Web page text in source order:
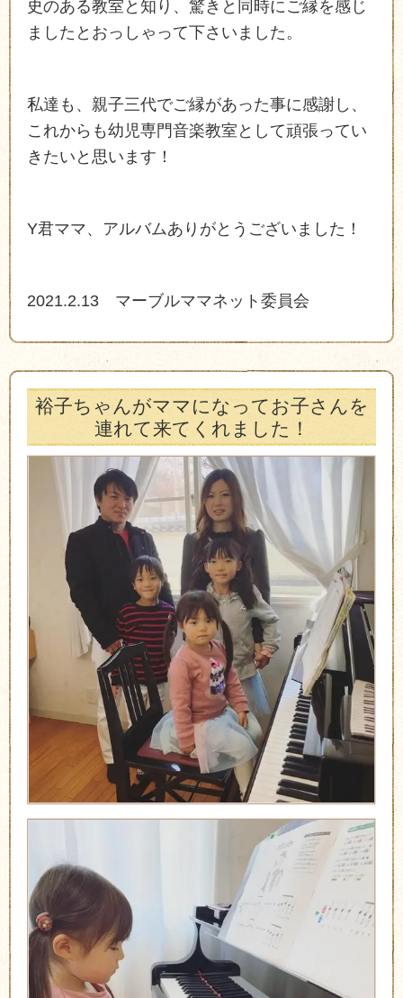
史のある教室と知り、驚きと同時にご縁を感じ
ましたとおっしゃって下さいました。
私達も、親子三代でご縁があった事に感謝し、
これからも幼児専門音楽教室として頑張ってい
きたいと思います！
Y君ママ、アルバムありがとうございました！
2021.2.13 マーブルママネット委員会
裕子ちゃんがママになってお子さんを
連れて来てくれました！